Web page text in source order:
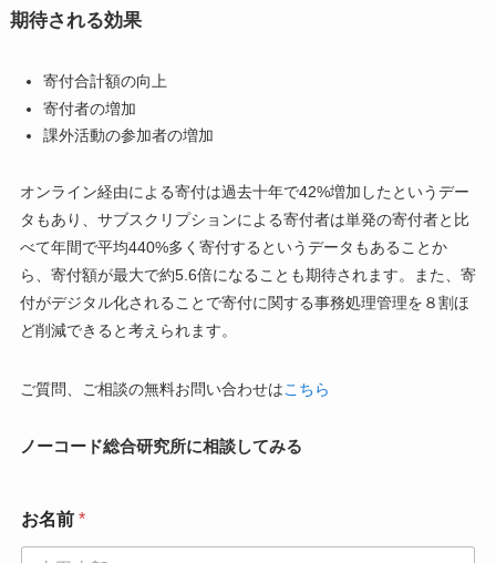
期待される効果
寄付合計額の向上
寄付者の増加
課外活動の参加者の増加
オンライン経由による寄付は過去十年で42%増加したというデー
タもあり、サブスクリプションによる寄付者は単発の寄付者と比
べて年間で平均440%多く寄付するというデータもあることか
ら、寄付額が最大で約5.6倍になることも期待されます。また、寄
付がデジタル化されることで寄付に関する事務処理管理を８割ほ
ど削減できると考えられます。
ご質問、ご相談の無料お問い合わせはこちら
ノーコード総合研究所に相談してみる
お名前 *